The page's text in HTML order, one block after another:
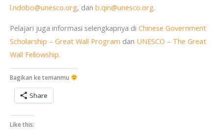
l.ndobo@unesco.org, dan b.qin@unesco.org.
Pelajari juga informasi selengkapnya di Chinese Government
Scholarship – Great Wall Program dan UNESCO – The Great
Wall Fellowship.
Bagikan ke temanmu
Share
Like this:
Your Information will never be shared with any third party